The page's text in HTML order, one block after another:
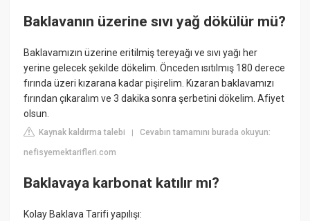
Baklavanın üzerine sıvı yağ dökülür mü?
Baklavamızın üzerine eritilmiş tereyağı ve sıvı yağı her
yerine gelecek şekilde dökelim. Önceden ısıtılmış 180 derece
fırında üzeri kızarana kadar pişirelim. Kızaran baklavamızı
fırından çıkaralım ve 3 dakika sonra şerbetini dökelim. Afiyet
olsun.
Kaynak kaldırma talebi |Cevabın tamamını burada okuyun:
nefisyemektarifleri.com
Baklavaya karbonat katılır mı?
Kolay Baklava Tarifi yapılışı: